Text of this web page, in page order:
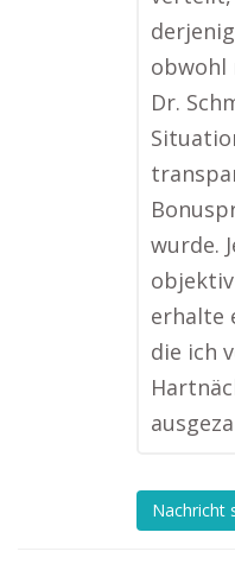
obwohl
Dr.
wurde.
erhalte
die ich
Nachricht